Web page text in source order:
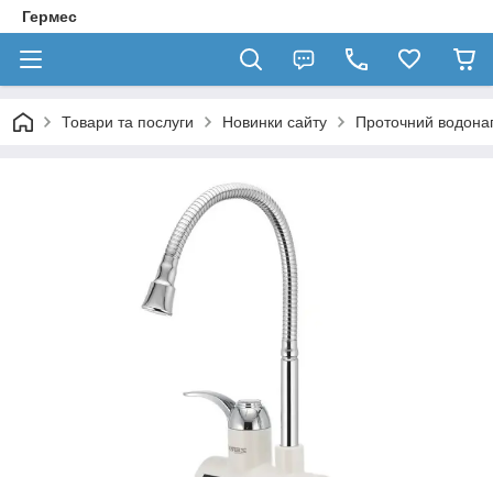
Гермес
Товари та послуги Новинки сайту Проточний